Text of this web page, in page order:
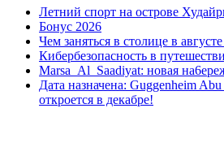
Летний спорт на острове
Бонус 2026
Чем заняться в столице в
Кибербезопасность в
Marsa Al Saadiyat: новая
Дата назначена: Guggenheim
откроется в декабре!